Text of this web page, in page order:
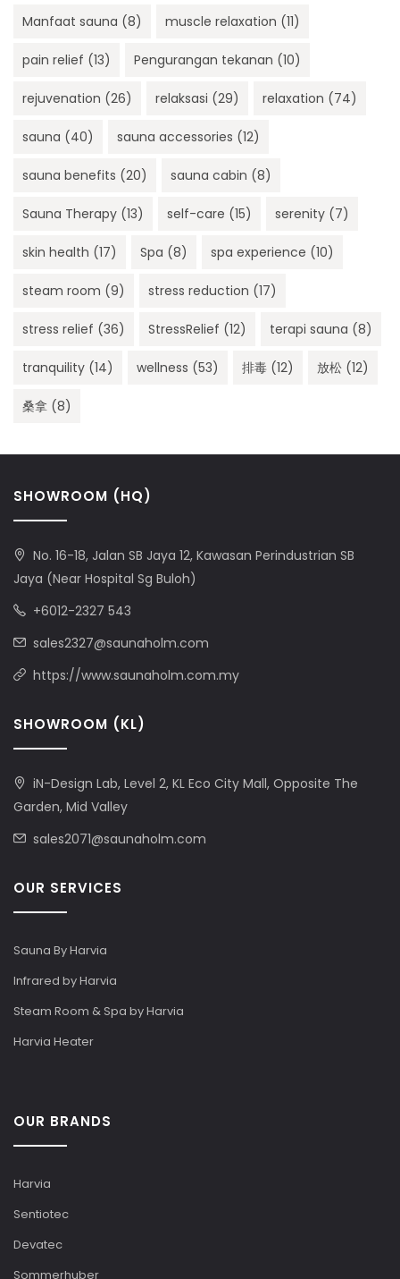
Manfaat sauna (8) muscle relaxation (11)
pain relief (13) Pengurangan tekanan (10)
rejuvenation (26) relaksasi (29) relaxation (74)
sauna (40) sauna accessories (12)
sauna benefits (20) sauna cabin (8)
Sauna Therapy (13) self-care (15) serenity (7)
skin health (17) Spa (8) spa experience (10)
steam room (9) stress reduction (17)
stress relief (36) StressRelief (12) terapi sauna (8)
tranquility (14) wellness (53) 排毒 (12) 放松 (12)
桑拿 (8)
SHOWROOM (HQ)
No. 16-18, Jalan SB Jaya 12, Kawasan Perindustrian SB
Jaya (Near Hospital Sg Buloh)
+6012-2327 543
sales2327@saunaholm.com
https://www.saunaholm.com.my
SHOWROOM (KL)
iN-Design Lab, Level 2, KL Eco City Mall, Opposite The
Garden, Mid Valley
sales2071@saunaholm.com
OUR SERVICES
Sauna By Harvia
Infrared by Harvia
Steam Room & Spa by Harvia
Harvia Heater
OUR BRANDS
Harvia
Sentiotec
Devatec
Sommerhuber